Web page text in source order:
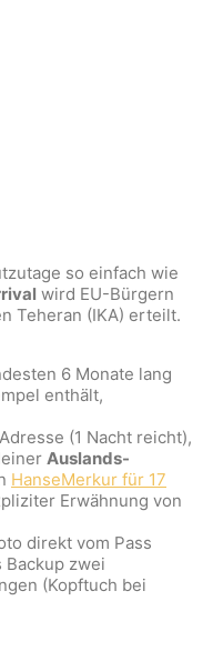
so einfach wie
wird EU-Bürgern
Teheran (IKA) erteilt.
6 Monate lang
enthält,
(1 Nacht reicht),
Auslands-
HanseMerkur für 17
Erwähnung von
direkt vom Pass
Backup zwei
(Kopftuch bei